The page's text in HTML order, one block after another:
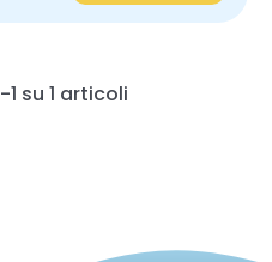
su 1 articoli